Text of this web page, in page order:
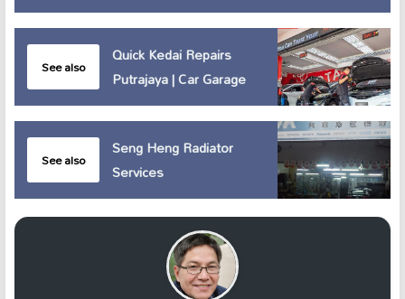
See also
Quick Kedai Repairs
Putrajaya | Car Garage
See also
Seng Heng Radiator
Services